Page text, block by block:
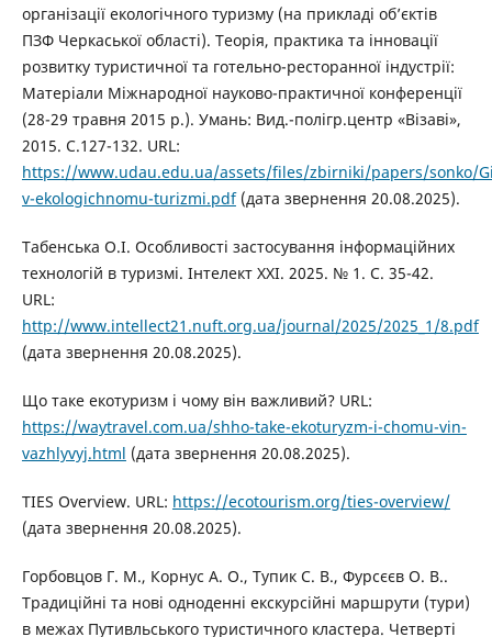
організації екологічного туризму (на прикладі об’єктів
ПЗФ Черкаської області). Теорія, практика та інновації
розвитку туристичної та готельно-ресторанної індустрії:
Матеріали Міжнародної науково-практичної конференції
(28-29 травня 2015 р.). Умань: Вид.-полігр.центр «Візаві»,
2015. С.127-132. URL:
https://www.udau.edu.ua/assets/files/zbirniki/papers/sonko/
v-ekologichnomu-turizmi.pdf(дата звернення 20.08.2025).
Табенська О.І. Особливості застосування інформаційних
технологій в туризмі. Інтелект XXI. 2025. № 1. С. 35-42.
URL:
http://www.intellect21.nuft.org.ua/journal/2025/2025_1/8.pdf
(дата звернення 20.08.2025).
Що таке екотуризм і чому він важливий? URL:
https://waytravel.com.ua/shho-take-ekoturyzm-i-chomu-vin-
vazhlyvyj.html (дата звернення 20.08.2025).
TIES Overview. URL: https://ecotourism.org/ties-overview/
(дата звернення 20.08.2025).
Горбовцов Г. М., Корнус А. О., Тупик С. В., Фурсєєв О. В..
Традиційні та нові одноденні екскурсійні маршрути (тури)
в межах Путивльського туристичного кластера. Четверті